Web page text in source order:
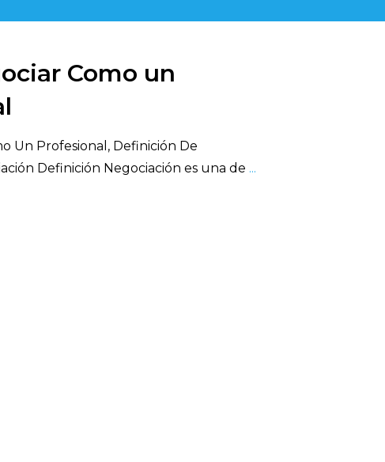
Como un
Un Profesional, Definición De
Definición Negociación es una de ...